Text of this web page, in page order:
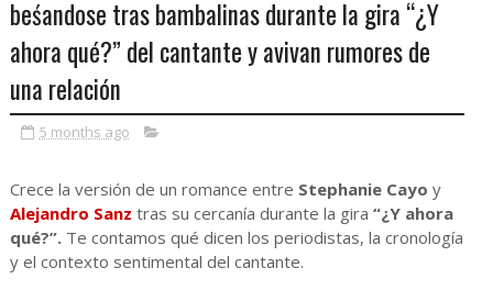
beśandose tras bambalinas durante la gira “¿Y
ahora qué?” del cantante y avivan rumores de
una relación
5 months ago
Crece la versión de un romance entre Stephanie Cayo y
Alejandro Sanz tras su cercanía durante la gira “¿Y ahora
qué?”. Te contamos qué dicen los periodistas, la cronología
y el contexto sentimental del cantante.